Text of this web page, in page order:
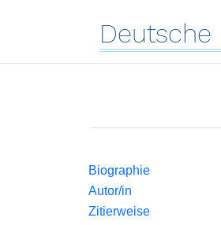
Deutsche
Biographie
Autor/in
Zitierweise